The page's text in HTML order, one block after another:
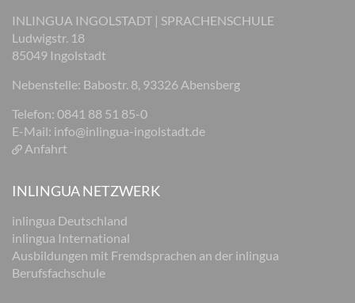
INLINGUA INGOLSTADT | SPRACHENSCHULE
Ludwigstr. 18
85049 Ingolstadt
Nebenstelle: Babostr. 8, 93326 Abensberg
Telefon: 0841 88 51 85-0
E-Mail: info@inlingua-ingolstadt.de
Anfahrt
INLINGUA NETZWERK
inlingua Deutschland
inlingua International
Ausbildungen mit Fremdsprachen an der inlingua
Berufsfachschule